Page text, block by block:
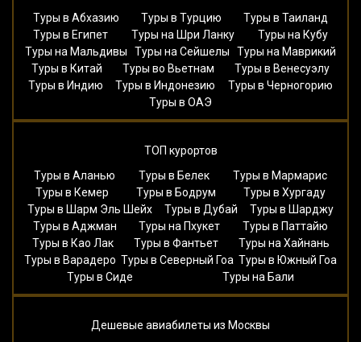
Туры в Абхазию
Туры в Турцию
Туры в Таиланд
Туры в Египет
Туры на Шри Ланку
Туры на Кубу
Туры на Мальдивы
Туры на Сейшелы
Туры на Маврикий
Туры в Китай
Туры во Вьетнам
Туры в Венесуэлу
Туры в Индию
Туры в Индонезию
Туры в Черногорию
Туры в ОАЭ
ТОП курортов
Туры в Аланью
Туры в Белек
Туры в Мармарис
Туры в Кемер
Туры в Бодрум
Туры в Хургаду
Туры в Шарм Эль Шейх
Туры в Дубай
Туры в Шарджу
Туры в Аджман
Туры на Пхукет
Туры в Паттайю
Туры в Као Лак
Туры в Фантьет
Туры на Хайнань
Туры в Варадеро Туры в Северный Гоа Туры в Южный Гоа
Туры в Сиде
Туры на Бали
Дешевые авиабилеты из Москвы